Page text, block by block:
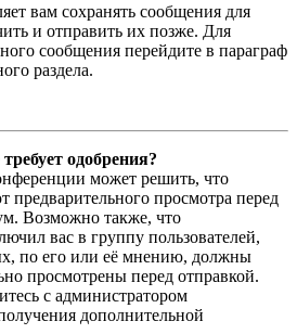
вам сохранять сообщения для
и отправить их позже. Для
сообщения перейдите в параграф
раздела.
одобрения?
может решить, что
предварительного просмотра перед
Возможно также, что
вас в группу пользователей,
по его или её мнению, должны
просмотрены перед отправкой.
с администратором
дополнительной